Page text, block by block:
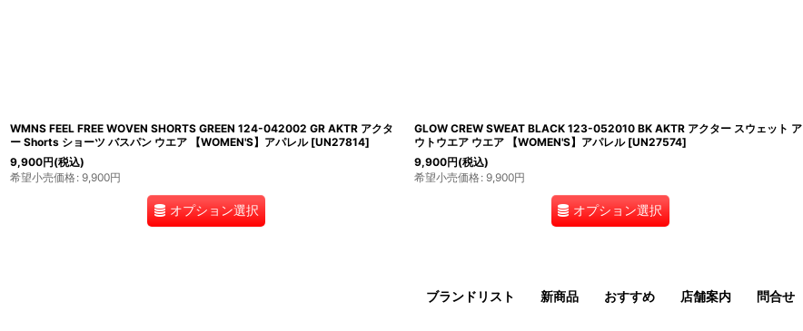
WMNS FEEL FREE WOVEN SHORTS GREEN 124-042002 GR AKTR アクタ
ー Shorts ショーツ バスパン ウエア 【WOMEN'S】アパレル [UN27814]
9,900円(税込)
希望小売価格: 9,900円
オプション選択
GLOW CREW SWEAT BLACK 123-052010 BK AKTR アクター スウェット ア
ウトウエア ウエア 【WOMEN'S】アパレル [UN27574]
9,900円(税込)
希望小売価格: 9,900円
オプション選択
ブランドリスト 新商品 おすすめ 店舗案内 問合せ